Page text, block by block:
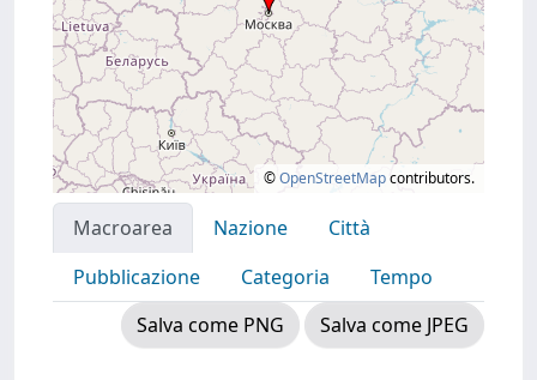
©OpenStreetMapcontributors.
Macroarea Nazione
Città
Pubblicazione
Categoria
Tempo
Salva come PNG
Salva come JPEG